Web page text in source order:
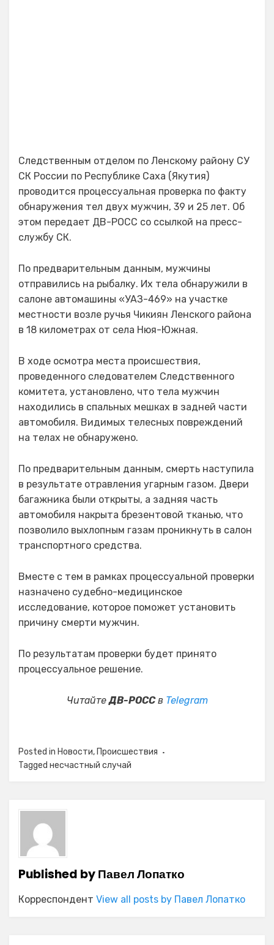
Следственным отделом по Ленскому району СУ
СК России по Республике Саха (Якутия)
проводится процессуальная проверка по факту
обнаружения тел двух мужчин, 39 и 25 лет. Об
этом передает ДВ-РОСС со ссылкой на пресс-
службу СК.
По предварительным данным, мужчины
отправились на рыбалку. Их тела обнаружили в
салоне автомашины «УАЗ-469» на участке
местности возле ручья Чикиян Ленского района
в 18 километрах от села Нюя-Южная.
В ходе осмотра места происшествия,
проведенного следователем Следственного
комитета, установлено, что тела мужчин
находились в спальных мешках в задней части
автомобиля. Видимых телесных повреждений
на телах не обнаружено.
По предварительным данным, смерть наступила
в результате отравления угарным газом. Двери
багажника были открыты, а задняя часть
автомобиля накрыта брезентовой тканью, что
позволило выхлопным газам проникнуть в салон
транспортного средства.
Вместе с тем в рамках процессуальной проверки
назначено судебно-медицинское
исследование, которое поможет установить
причину смерти мужчин.
По результатам проверки будет принято
процессуальное решение.
ЧитайтеДВ-РОССв Telegram
Posted in Новости, Происшествия
Tagged несчастный случай
Published byПавел Лопатко
Корреспондент View all posts by Павел Лопатко